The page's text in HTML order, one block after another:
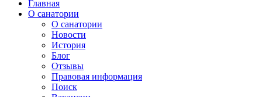
Главная
О санатории
О санатории
Новости
История
Блог
Отзывы
Правовая информация
Поиск